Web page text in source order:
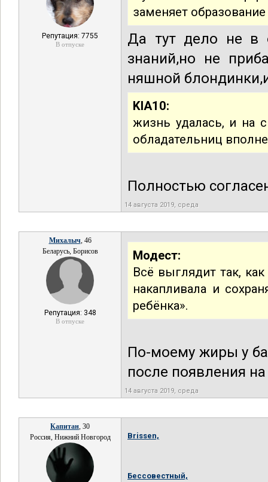
Репутация: 7755
В отпуске
заменяет образование
Да тут дело не в
знаний,но не
няшной
KIA10:
жизнь удалась, и на
обладательниц
Полностью
14 августа 2019, среда
Михалыч, 46
Беларусь, Борисов
Репутация: 348
В отпуске
Модест:
Всё выглядит так,
накапливала и
ребёнка».
По-моему жиры у
после появления
14 августа 2019, среда
Капитан, 30
Россия, Нижний Новгород
Brissen,
Бессовестный,